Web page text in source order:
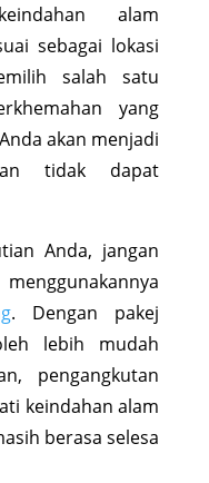
alam
sebagai lokasi
salah satu
yang
akan menjadi
tidak dapat
Anda, jangan
. Dengan pakej
lebih mudah
pengangkutan
keindahan alam
berasa selesa